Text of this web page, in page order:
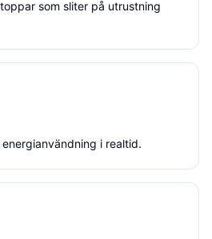
som sliter på utrustning
i realtid.